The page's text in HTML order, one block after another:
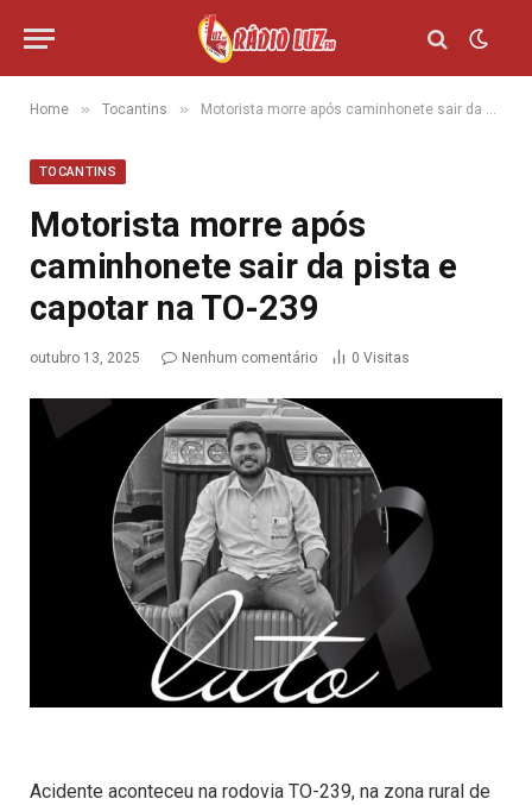
Home » Tocantins » Motorista morre após caminhonete sair da pista e capotar na TO-239
TOCANTINS
Motorista morre após
caminhonete sair da pista e
capotar na TO-239
outubro 13, 2025 Nenhum comentário 0 Visitas
Acidente aconteceu na rodovia TO-239, na zona rural de